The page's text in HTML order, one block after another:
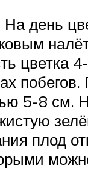
На день
цветка
5-8 см.
плод